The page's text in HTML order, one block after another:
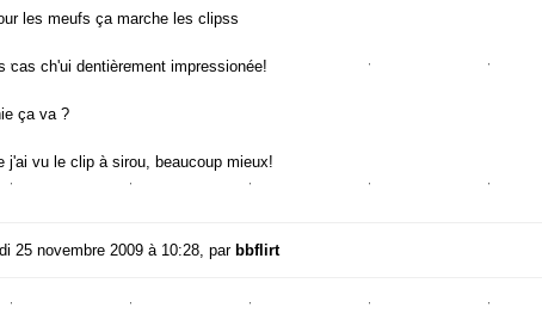
les meufs ça marche les clipss
cas ch'ui dentièrement impressionée!
ça va ?
j'ai vu le clip à sirou, beaucoup mieux!
25 novembre 2009 à 10:28, par bbflirt